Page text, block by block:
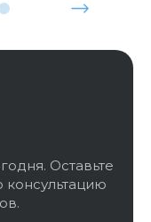
Оставьте
консультацию